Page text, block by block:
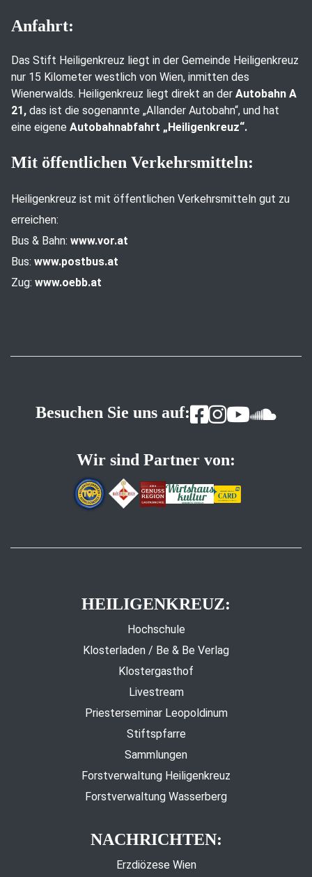
Anfahrt:
Das Stift Heiligenkreuz liegt in der Gemeinde Heiligenkreuz
nur 15 Kilometer westlich von Wien, inmitten des
Wienerwalds. Heiligenkreuz liegt direkt an der Autobahn A
21, das ist die sogenannte „Allander Autobahn“, und hat
eine eigene Autobahnabfahrt „Heiligenkreuz“.
Mit öffentlichen Verkehrsmitteln:
Heiligenkreuz ist mit öffentlichen Verkehrsmitteln gut zu
erreichen:
Bus & Bahn: www.vor.at
Bus: www.postbus.at
Zug: www.oebb.at
Besuchen Sie uns auf:
Wir sind Partner von:
HEILIGENKREUZ:
Hochschule
Klosterladen / Be & Be Verlag
Klostergasthof
Livestream
Priesterseminar Leopoldinum
Stiftspfarre
Sammlungen
Forstverwaltung Heiligenkreuz
Forstverwaltung Wasserberg
NACHRICHTEN:
Erzdiözese Wien